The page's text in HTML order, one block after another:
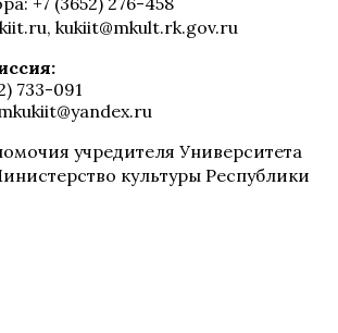
kukiit@mkult.rk.gov.ru
733-091
учредителя Университета
культуры Республики